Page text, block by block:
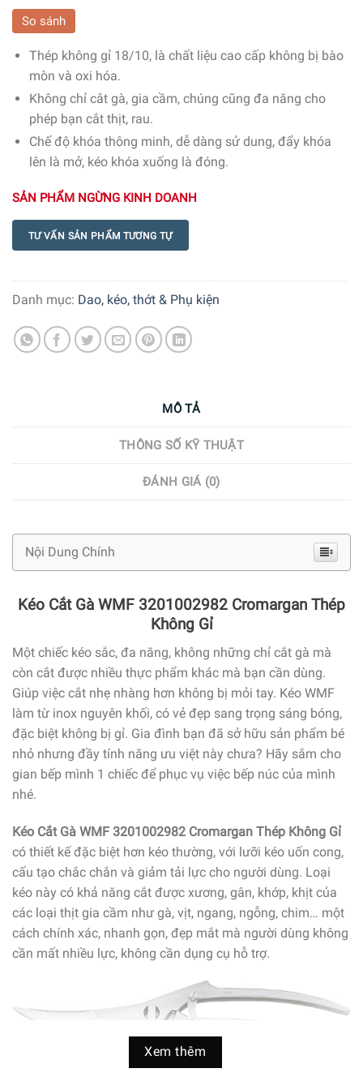
So sánh
Thép không gỉ 18/10, là chất liệu cao cấp không bị bào
mòn và oxi hóa.
Không chỉ cắt gà, gia cầm, chúng cũng đa năng cho
phép bạn cắt thịt, rau.
Chế độ khóa thông minh, dễ dàng sử dung, đẩy khóa
lên là mở, kéo khóa xuống là đóng.
SẢN PHẨM NGỪNG KINH DOANH
TƯ VẤN SẢN PHẨM TƯƠNG TỰ
Danh mục: Dao, kéo, thớt & Phụ kiện
MÔ TẢ
THÔNG SỐ KỸ THUẬT
ĐÁNH GIÁ (0)
Nội Dung Chính
Kéo Cắt Gà WMF 3201002982 Cromargan Thép
Không Gỉ
Một chiếc kéo sắc, đa năng, không những chỉ cắt gà mà
còn cắt được nhiều thực phẩm khác mà bạn cần dùng.
Giúp việc cắt nhẹ nhàng hơn không bị mỏi tay. Kéo WMF
làm từ inox nguyên khối, có vẻ đẹp sang trọng sáng bóng,
đặc biệt không bị gỉ. Gia đình bạn đã sở hữu sản phẩm bé
nhỏ nhưng đầy tính năng ưu việt này chưa? Hãy sắm cho
gian bếp mình 1 chiếc để phục vụ việc bếp núc của mình
nhé.
Kéo Cắt Gà WMF 3201002982 Cromargan Thép Không Gỉ
có thiết kế đặc biệt hơn kéo thường, với lưỡi kéo uốn cong,
cấu tạo chắc chắn và giảm tải lực cho người dùng. Loại
kéo này có khả năng cắt được xương, gân, khớp, khịt của
các loại thịt gia cầm như gà, vịt, ngang, ngỗng, chim… một
cách chính xác, nhanh gọn, đẹp mắt mà người dùng không
cần mất nhiều lực, không cần dụng cụ hỗ trợ.
Xem thêm